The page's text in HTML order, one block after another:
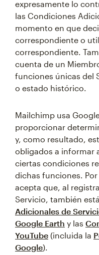
expresamente lo
las Condiciones
momento en que
correspondiente o
correspondiente.
cuenta de un
funciones únicas del
o estado histórico.
Mailchimp usa
proporcionar
y, como resultado,
obligados a informar
ciertas condiciones
dichas funciones.
acepta que, al
Servicio, también
Adicionales de
Google Earth y las
YouTube (incluida la
Google).